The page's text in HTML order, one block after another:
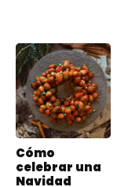
Cómo
celebrar una
Navidad